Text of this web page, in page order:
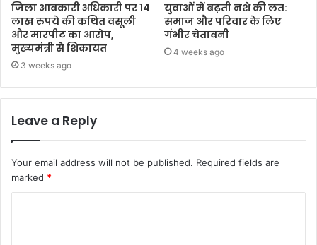
जिला आबकारी अधिकारी पर 14
लाख रुपये की कथित वसूली
और मारपीट का आरोप,
मुख्यमंत्री से शिकायत
3 weeks ago
युवाओं में बढ़ती नशे की लत:
समाज और परिवार के लिए
गंभीर चेतावनी
4 weeks ago
Leave a Reply
Your email address will not be published. Required fields are
marked *